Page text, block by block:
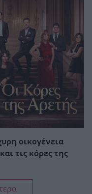
οικογένεια
τις κόρες της